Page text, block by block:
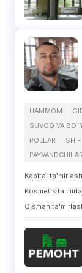
HAMMOM
SUVOQ VA
POLLAR
PAYVANDCHILAR
Kapital ta'mirlash
Kosmetik
Qisman